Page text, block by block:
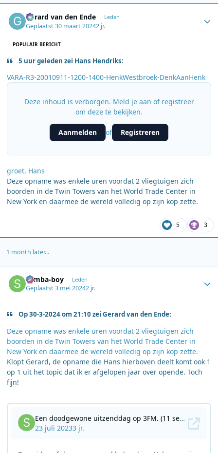
Gerard van den Ende Leden
Geplaatst30 maart 20242 jr.
POPULAIR BERICHT
5 uur geleden zei Hans Hendriks:
VARA-R3-20010911-1200-1400-HenkWestbroek-DenkAanHenk
Deze inhoud is verborgen. Meld je aan of registreer
om deze te bekijken.
Aanmelden of Registreren
groet, Hans
Deze opname was enkele uren voordat 2 vliegtuigen zich
boorden in de Twin Towers van het World Trade Center in
New York en daarmee de wereld volledig op zijn kop zette.
5 3
1 month later...
Samba-boy Leden
Geplaatst3 mei 20242 jr.
Op 30-3-2024 om 21:10 zei Gerard van den Ende:
Deze opname was enkele uren voordat 2 vliegtuigen zich
boorden in de Twin Towers van het World Trade Center in
New York en daarmee de wereld volledig op zijn kop zette.
Klopt Gerard, de opname die Hans hierboven deelt komt ook 1
op 1 uit het topic dat ik er afgelopen jaar over opende. Toch
fijn!